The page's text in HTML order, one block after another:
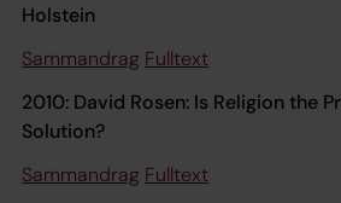
Holstein
Sammandrag Fulltext
2010: David Rosen: Is Religion the
Solution?
Sammandrag Fulltext